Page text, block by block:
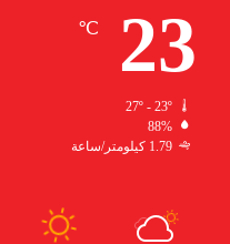
23
℃
88%
1.79 كيلومتر/ساعة